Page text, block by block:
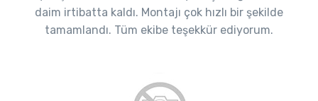
daim irtibatta kaldı. Montajı çok hızlı bir şekilde
tamamlandı. Tüm ekibe teşekkür ediyorum.